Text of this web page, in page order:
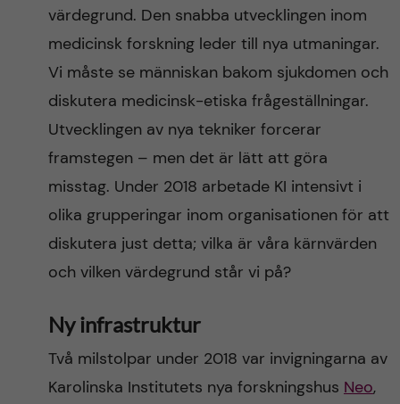
värdegrund. Den snabba utvecklingen inom
medicinsk forskning leder till nya utmaningar.
Vi måste se människan bakom sjukdomen och
diskutera medicinsk-etiska frågeställningar.
Utvecklingen av nya tekniker forcerar
framstegen – men det är lätt att göra
misstag. Under 2018 arbetade KI intensivt i
olika grupperingar inom organisationen för att
diskutera just detta; vilka är våra kärnvärden
och vilken värdegrund står vi på?
Ny infrastruktur
Två milstolpar under 2018 var invigningarna av
Karolinska Institutets nya forskningshus Neo,